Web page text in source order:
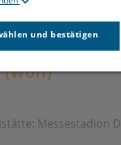
(won)
Messestadion
und bestätigen